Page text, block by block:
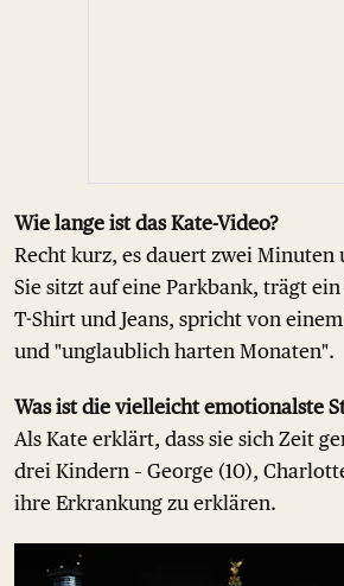
Wie lange ist das Kate-Video?
Recht kurz, es dauert zwei Minuten
Sie sitzt auf eine Parkbank, trägt
T-Shirt und Jeans, spricht von
und "unglaublich harten Monaten".
Was ist die vielleicht emotionalste
Als Kate erklärt, dass sie sich Zeit
drei Kindern – George (10),
ihre Erkrankung zu erklären.